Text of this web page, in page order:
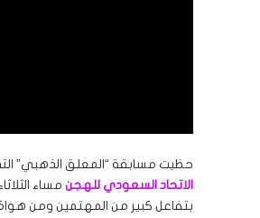
حظيت مسابقة “المعلق الذهبي”
الاتحاد السعودي للهجن مساء
بتفاعل كبير من المهتمين ومن